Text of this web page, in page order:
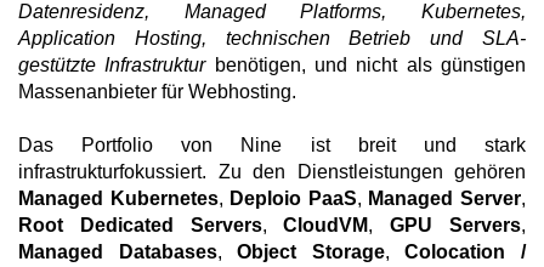
Datenresidenz, Managed Platforms, Kubernetes,
Application Hosting, technischen Betrieb und SLA-
gestützte Infrastrukturbenötigen, und nicht als günstigen
Massenanbieter für Webhosting.
Das Portfolio von Nine ist breit und stark
infrastrukturfokussiert. Zu den Dienstleistungen gehören
Managed Kubernetes, Deploio PaaS, Managed Server,
Root Dedicated Servers,CloudVM,GPU Servers,
Managed Databases,Object Storage,Colocation /